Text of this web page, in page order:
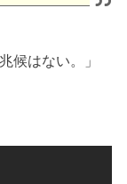
候はない。」